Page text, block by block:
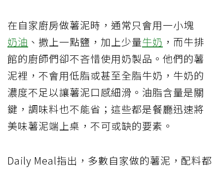
在自家廚房做薯泥時，通常只會用一小塊
奶油 、撒上一點鹽，加上少量牛奶 ，而牛排
館的廚師們卻不吝惜使用奶製品。他們的薯
泥裡，不會用低脂或甚至全脂牛奶，牛奶的
濃度不足以讓薯泥口感細滑。油脂含量是關
鍵，調味料也不能省；這些都是餐廳迅速將
美味薯泥端上桌，不可或缺的要素。
Daily Meal指出，多數自家做的薯泥，配料都